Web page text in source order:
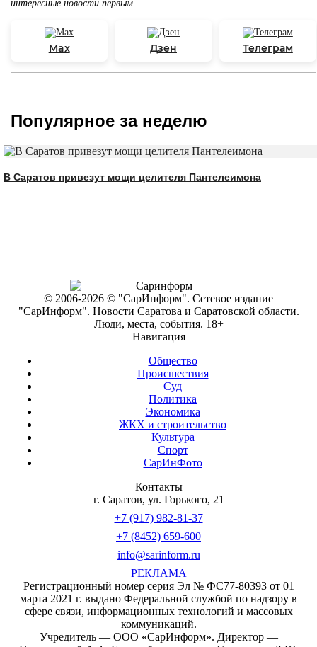
интересные новости первым
Max Дзен Телеграм
Популярное за неделю
В Саратов привезут мощи целителя Пантелеимона
© 2006-2026 © "СарИнформ". Сетевое издание
"СарИнформ". Новости Саратова и Саратовской области.
Люди, места, события. 18+
Навигация
Общество
Происшествия
Суд
Политика
Экономика
ЖКХ и строительство
Культура
Спорт
СарИнФото
Контакты
г. Саратов, ул. Горького, 21
+7 (917) 982-81-37
+7 (8452) 659-600
info@sarinform.ru
РЕКЛАМА
Регистрационный номер серия Эл № ФС77-80393 от 01
марта 2021 г. выдано Федеральной службой по надзору в
сфере связи, информационных технологий и массовых
коммуникаций.
Учредитель — ООО «СарИнформ». Директор —